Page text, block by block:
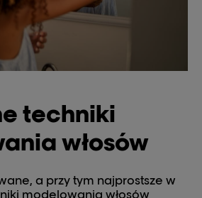
techniki
włosów
a przy tym najprostsze w
modelowania włosów